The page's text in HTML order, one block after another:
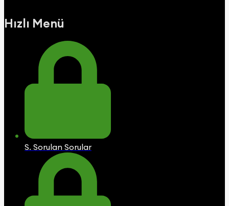
Hızlı Menü
S. Sorulan Sorular